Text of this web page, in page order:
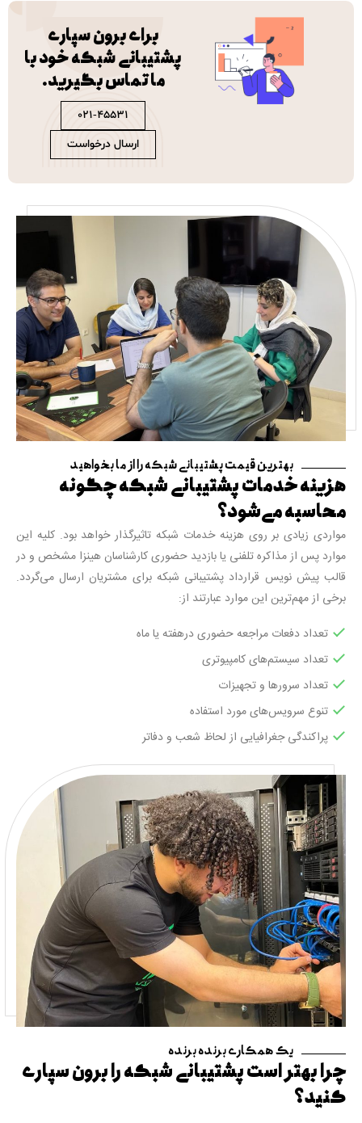
برای برون سپاری
پشتیبانی شبکه خود با
ما تماس بگیرید.
021-45531
ارسال درخواست
بهترین قیمت پشتیبانی شبکه را از ما بخواهید
هزینه خدمات پشتیبانی شبکه چگونه
محاسبه می‌شود؟
مواردی زیادی بر روی هزینه خدمات شبکه تاثیرگذار خواهد بود. کلیه این
موارد پس از مذاکره تلفنی یا بازدید حضوری کارشناسان هینزا مشخص و در
قالب پیش نویس قرارداد پشتیبانی شبکه برای مشتریان ارسال می‌گردد.
برخی از مهم‌ترین این موارد عبارتند از:
تعداد دفعات مراجعه حضوری درهفته یا ماه
تعداد سیستم‌های کامپیوتری
تعداد سرورها و تجهیزات
تنوع سرویس‌های مورد استفاده
پراکندگی جغرافیایی از لحاظ شعب و دفاتر
یک همکاری برنده برنده
چرا بهتر است پشتیبانی شبکه را برون سپاری
کنید؟